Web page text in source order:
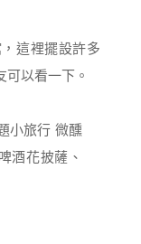
這裡擺設許多
以看一下。